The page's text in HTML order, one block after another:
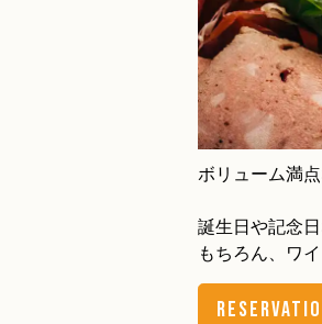
ボリューム満
誕生日や記念
もちろん、ワ